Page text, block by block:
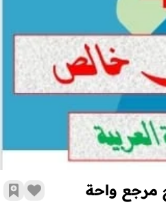
العربية وفق المنهاج المنقح مرجع
مرجع واحة
زر